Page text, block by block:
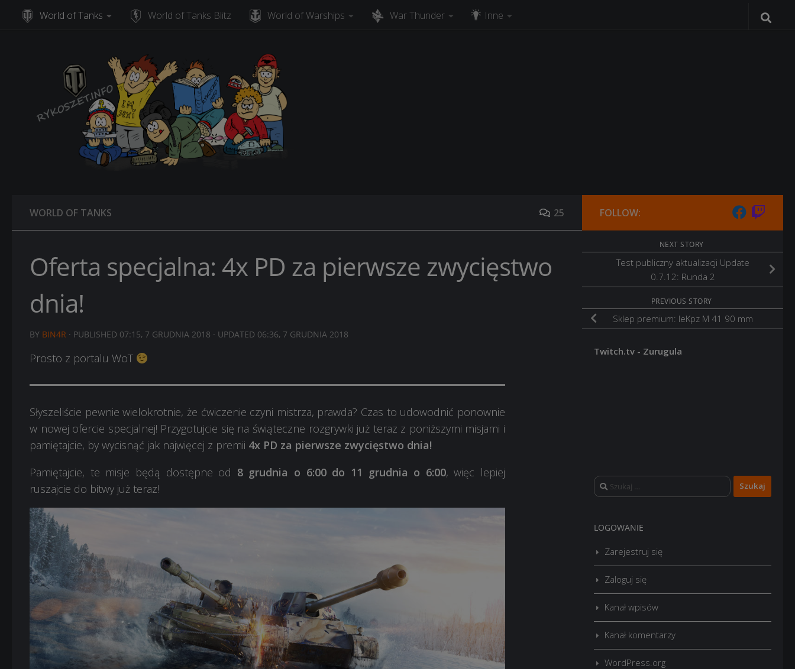
Skip to content
World of Tanks World of Tanks Blitz World of Warships War Thunder Inne
WORLD OF TANKS 25
Oferta specjalna: 4x PD za pierwsze zwycięstwo
dnia!
BY BIN4R · PUBLISHED 07:15, 7 GRUDNIA 2018 · UPDATED 06:36, 7 GRUDNIA 2018
Prosto z portalu WoT
Słyszeliście pewnie wielokrotnie, że ćwiczenie czyni mistrza, prawda? Czas to udowodnić ponownie
w nowej ofercie specjalnej! Przygotujcie się na świąteczne rozgrywki już teraz z poniższymi misjami i
pamiętajcie, by wycisnąć jak najwięcej z premii 4x PD za pierwsze zwycięstwo dnia!
Pamiętajcie, te misje będą dostępne od 8 grudnia o 6:00 do 11 grudnia o 6:00, więc lepiej
ruszajcie do bitwy już teraz!
FOLLOW:
NEXT STORY
Test publiczny aktualizacji Update
0.7.12: Runda 2
PREVIOUS STORY
Sklep premium: leKpz M 41 90 mm
Twitch.tv - Zurugula
Szukaj:
LOGOWANIE
Zarejestruj się
Zaloguj się
Kanał wpisów
Kanał komentarzy
WordPress.org